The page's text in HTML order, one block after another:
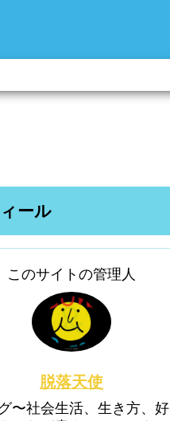
ール
このサイトの管理人
脱落天使
〜社会生活、生き方、好